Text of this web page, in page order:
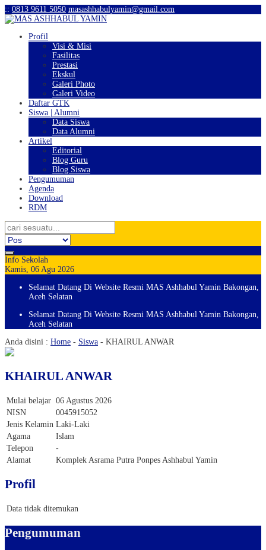
:: 0813 9611 5050 masashhabulyamin@gmail.com
Profil
Visi & Misi
Fasilitas
Prestasi
Ekskul
Galeri Photo
Galeri Video
Daftar GTK
Siswa | Alumni
Data Siswa
Data Alumni
Artikel
Editorial
Blog Guru
Blog Siswa
Pengumuman
Agenda
Download
RDM
Info Sekolah
Kamis, 06 Agu 2026
Selamat Datang Di Website Resmi MAS Ashhabul Yamin Bakongan,
Aceh Selatan
Selamat Datang Di Website Resmi MAS Ashhabul Yamin Bakongan,
Aceh Selatan
Anda disini : Home - Siswa - KHAIRUL ANWAR
KHAIRUL ANWAR
Mulai belajar 06 Agustus 2026
NISN
0045915052
Jenis Kelamin Laki-Laki
Agama
Islam
Telepon
-
Alamat
Komplek Asrama Putra Ponpes Ashhabul Yamin
Profil
Data tidak ditemukan
Pengumuman